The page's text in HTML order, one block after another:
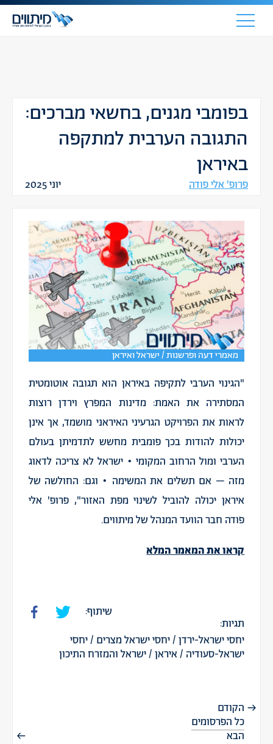
בפומבי מגנים, בחשאי מברכים:
התגובה הערבית למתקפה
באיראן
פרופ' אלי פודה יוני 2025
מאמרי דעה ופרשנות / ישראל ואיראן
"הגינוי הערבי לתקיפה באיראן הוא תגובה אוטומטית
המסתירה את האמת: מדינות המפרץ וירדן רוצות
לראות את הפרויקט הגרעיני האיראני מושמד, אך אינן
יכולות להודות בכך פומבית מחשש לתדמיתן בעולם
הערבי ומול הרחוב המקומי • ישראל לא צריכה לדאוג
מזה – אם תשלים את המשימה • וגם: החולשה של
איראן יכולה להוביל לשינוי מפת האזור", פרופ' אלי
פודה חבר הוועד המנהל של מיתווים.
קראו את המאמר המלא
שיתוף:
תגיות:
יחסי ישראל-ירדן/יחסי ישראל מצרים /יחסי
ישראל-סעודיה/איראן/ישראל והמזרח התיכון
הקודם
כל הפרסומים
הבא